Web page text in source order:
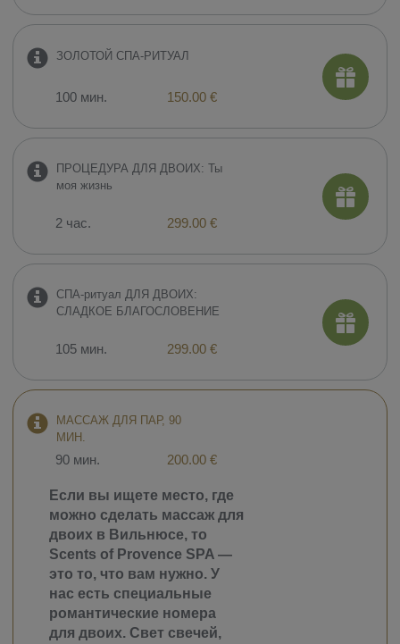
ЗОЛОТОЙ СПА-РИТУАЛ
100 мин. 150.00 €
ПРОЦЕДУРА ДЛЯ ДВОИХ: Ты
моя жизнь
2 час. 299.00 €
СПА-ритуал ДЛЯ ДВОИХ:
СЛАДКОЕ БЛАГОСЛОВЕНИЕ
105 мин. 299.00 €
МАССАЖ ДЛЯ ПАР, 90
МИН.
90 мин. 200.00 €
​Если вы ищете место, где
можно сделать массаж для
двоих в Вильнюсе, то
Scents of Provence SPA —
это то, что вам нужно. У
нас есть специальные
романтические номера
для двоих. Свет свечей,